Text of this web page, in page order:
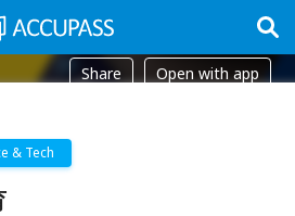
Share Open with app
& Tech